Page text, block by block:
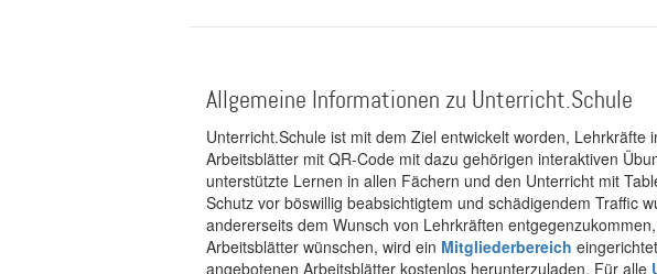
Allgemeine Informationen zu Unterricht.Schule
Unterricht.Schule ist mit dem Ziel entwickelt worden,
Arbeitsblätter mit QR-Code mit dazu gehörigen interaktiven
unterstützte Lernen in allen Fächern und den Unterricht mit
Schutz vor böswillig beabsichtigtem und schädigendem Traffic
andererseits dem Wunsch von Lehrkräften
Arbeitsblätter wünschen, wird ein Mitgliederbereich
angebotenen Arbeitsblätter kostenlos herunterzuladen. Für alle